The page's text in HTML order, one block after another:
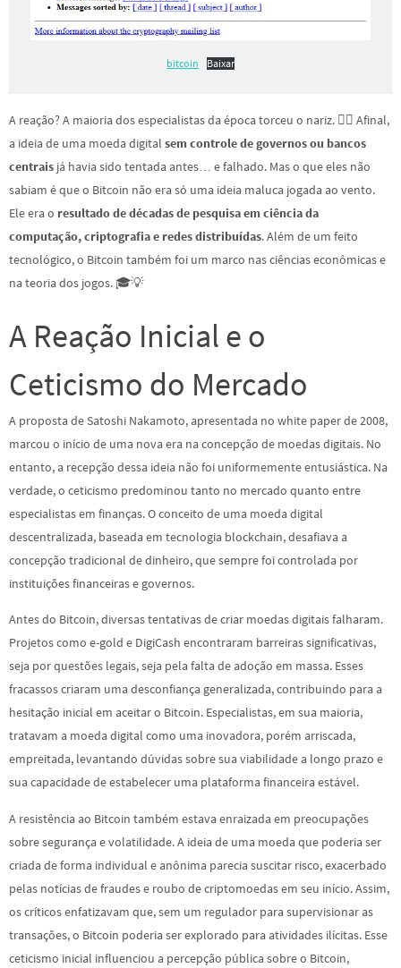
bitcoin Baixar
A reação? A maioria dos especialistas da época torceu o nariz. 🤷‍♂️ Afinal,
a ideia de uma moeda digital sem controle de governos ou bancos
centrais já havia sido tentada antes… e falhado. Mas o que eles não
sabiam é que o Bitcoin não era só uma ideia maluca jogada ao vento.
Ele era o resultado de décadas de pesquisa em ciência da
computação, criptografia e redes distribuídas. Além de um feito
tecnológico, o Bitcoin também foi um marco nas ciências econômicas e
na teoria dos jogos. 🎓💡
A Reação Inicial e o
Ceticismo do Mercado
A proposta de Satoshi Nakamoto, apresentada no white paper de 2008,
marcou o início de uma nova era na concepção de moedas digitais. No
entanto, a recepção dessa ideia não foi uniformemente entusiástica. Na
verdade, o ceticismo predominou tanto no mercado quanto entre
especialistas em finanças. O conceito de uma moeda digital
descentralizada, baseada em tecnologia blockchain, desafiava a
concepção tradicional de dinheiro, que sempre foi controlada por
instituições financeiras e governos.
Antes do Bitcoin, diversas tentativas de criar moedas digitais falharam.
Projetos como e-gold e DigiCash encontraram barreiras significativas,
seja por questões legais, seja pela falta de adoção em massa. Esses
fracassos criaram uma desconfiança generalizada, contribuindo para a
hesitação inicial em aceitar o Bitcoin. Especialistas, em sua maioria,
tratavam a moeda digital como uma inovadora, porém arriscada,
empreitada, levantando dúvidas sobre sua viabilidade a longo prazo e
sua capacidade de estabelecer uma plataforma financeira estável.
A resistência ao Bitcoin também estava enraizada em preocupações
sobre segurança e volatilidade. A ideia de uma moeda que poderia ser
criada de forma individual e anônima parecia suscitar risco, exacerbado
pelas notícias de fraudes e roubo de criptomoedas em seu início. Assim,
os críticos enfatizavam que, sem um regulador para supervisionar as
transações, o Bitcoin poderia ser explorado para atividades ilícitas. Esse
ceticismo inicial influenciou a percepção pública sobre o Bitcoin,